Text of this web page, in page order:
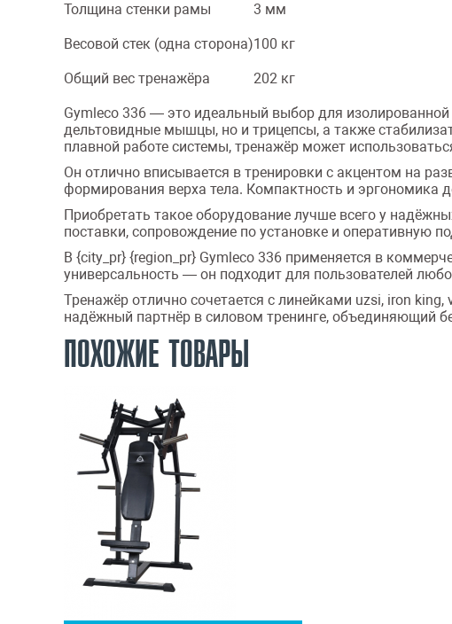
Толщина стенки рамы 3 мм
Весовой стек (одна сторона)100 кг
Общий вес тренажёра 202 кг
Gymleco 336 — это идеальный выбор для
дельтовидные мышцы, но и трицепсы, а также
плавной работе системы, тренажёр может
Он отлично вписывается в тренировки с акцентом на
формирования верха тела. Компактность и эргономика
Приобретать такое оборудование лучше всего у
поставки, сопровождение по установке и оперативную
В {city_pr} {region_pr} Gymleco 336 применяется в
универсальность — он подходит для пользователей
Тренажёр отлично сочетается с линейками uzsi, iron
надёжный партнёр в силовом тренинге, объединяющий
ПОХОЖИЕ ТОВАРЫ